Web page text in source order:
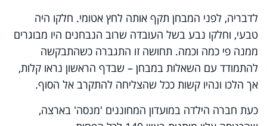
לדבריה, לפני המבחן תקף אותה לחץ אטומי. חלקו היה
טבעי, וחלקו נבע בשל העובדה שרוב הנבחנים היו מבוגרים
ממנה פי כמה וכמה. תחושה זו התגברה כשהתבקשה
להתמודד עם השאלות במבחן – שבדף הראשון נראו קלות,
אך הלכו ונהיו קשות ככל שהצליחה להתקרב אל הסוף.
כעת חברה הילדה במועדון המחוננים 'מנסה' בארצה,